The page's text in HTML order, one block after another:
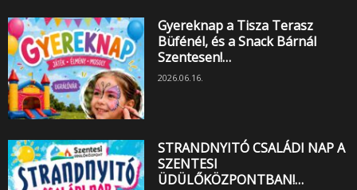
Gyereknap a Tisza Terasz
Büfénél, és a Snack Bárnál
Szentesen!…
2026.06.16.
STRANDNYITÓ CSALÁDI NAP A
SZENTESI
ÜDÜLŐKÖZPONTBAN!…